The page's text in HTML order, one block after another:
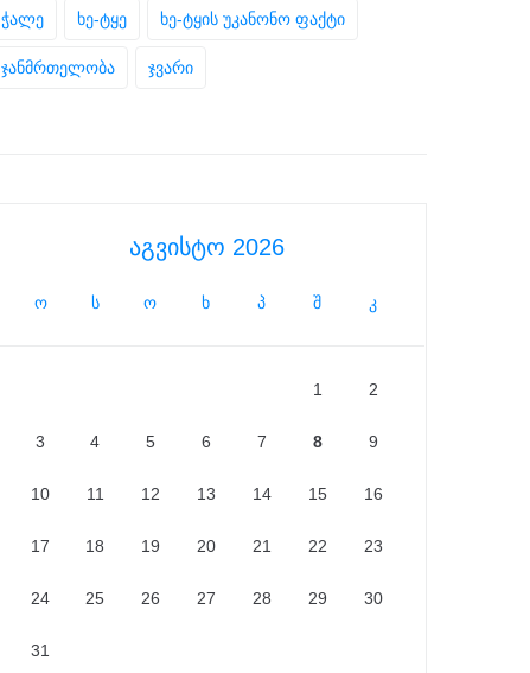
ჭალე ხე-ტყე ხე-ტყის უკანონო ფაქტი
ჯანმრთელობა ჯვარი
აგვისტო 2026
ო ს ო ხ პ შ კ
1 2
3 4 5 6 7 8 9
10 11 12 13 14 15 16
17 18 19 20 21 22 23
24 25 26 27 28 29 30
31